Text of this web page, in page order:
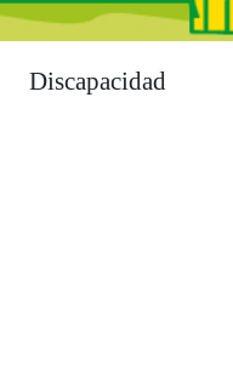
Discapacidad